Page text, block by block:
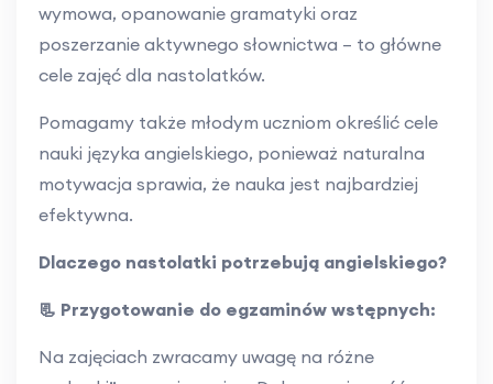
wymowa, opanowanie gramatyki oraz
poszerzanie aktywnego słownictwa – to główne
cele zajęć dla nastolatków.
Pomagamy także młodym uczniom określić cele
nauki języka angielskiego, ponieważ naturalna
motywacja sprawia, że nauka jest najbardziej
efektywna.
Dlaczego nastolatki potrzebują angielskiego?
📃 Przygotowanie do egzaminów wstępnych:
Na zajęciach zwracamy uwagę na różne